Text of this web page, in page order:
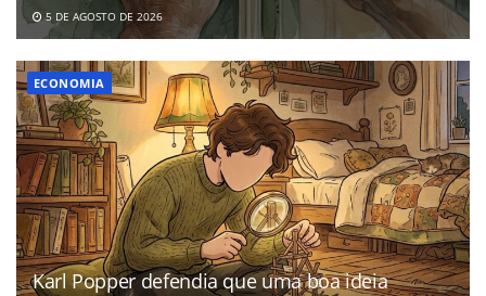
5 DE AGOSTO DE 2026
ECONOMIA
Karl Popper defendia que uma boa ideia